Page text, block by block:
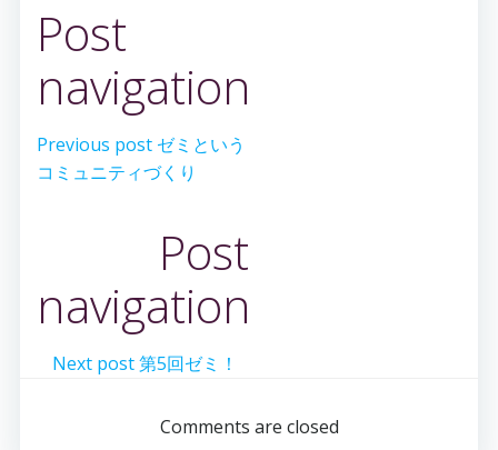
Post
navigation
Previous post ゼミという
コミュニティづくり
Post
navigation
Next post第5回ゼミ！
Comments are closed